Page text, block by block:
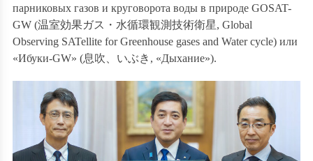
парниковых газов и круговорота воды в природе GOSAT-
GW (温室効果ガス・水循環観測技術衛星, Global
Observing SATellite for Greenhouse gases and Water cycle) или
«Ибуки-GW» (息吹 、いぶき , «Дыхание»).